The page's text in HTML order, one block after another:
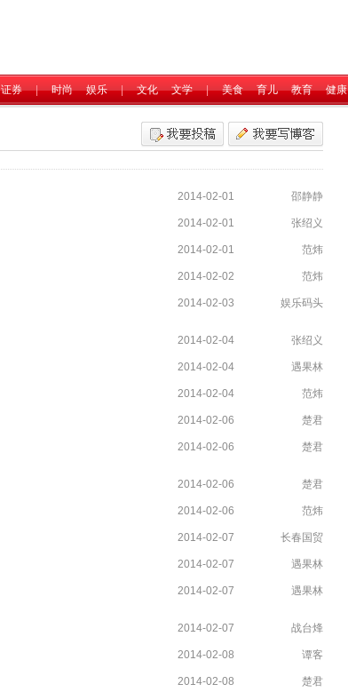
证券 | 时尚 娱乐 | 文化 文学 | 美食 育儿 教育 健康
邵静静
2014-02-01
张绍义
2014-02-01
范炜
2014-02-01
范炜
2014-02-02
娱乐码头
2014-02-03
张绍义
2014-02-04
遇果林
2014-02-04
范炜
2014-02-04
楚君
2014-02-06
楚君
2014-02-06
楚君
2014-02-06
范炜
2014-02-06
长春国贸
2014-02-07
遇果林
2014-02-07
遇果林
2014-02-07
战台烽
2014-02-07
谭客
2014-02-08
楚君
2014-02-08